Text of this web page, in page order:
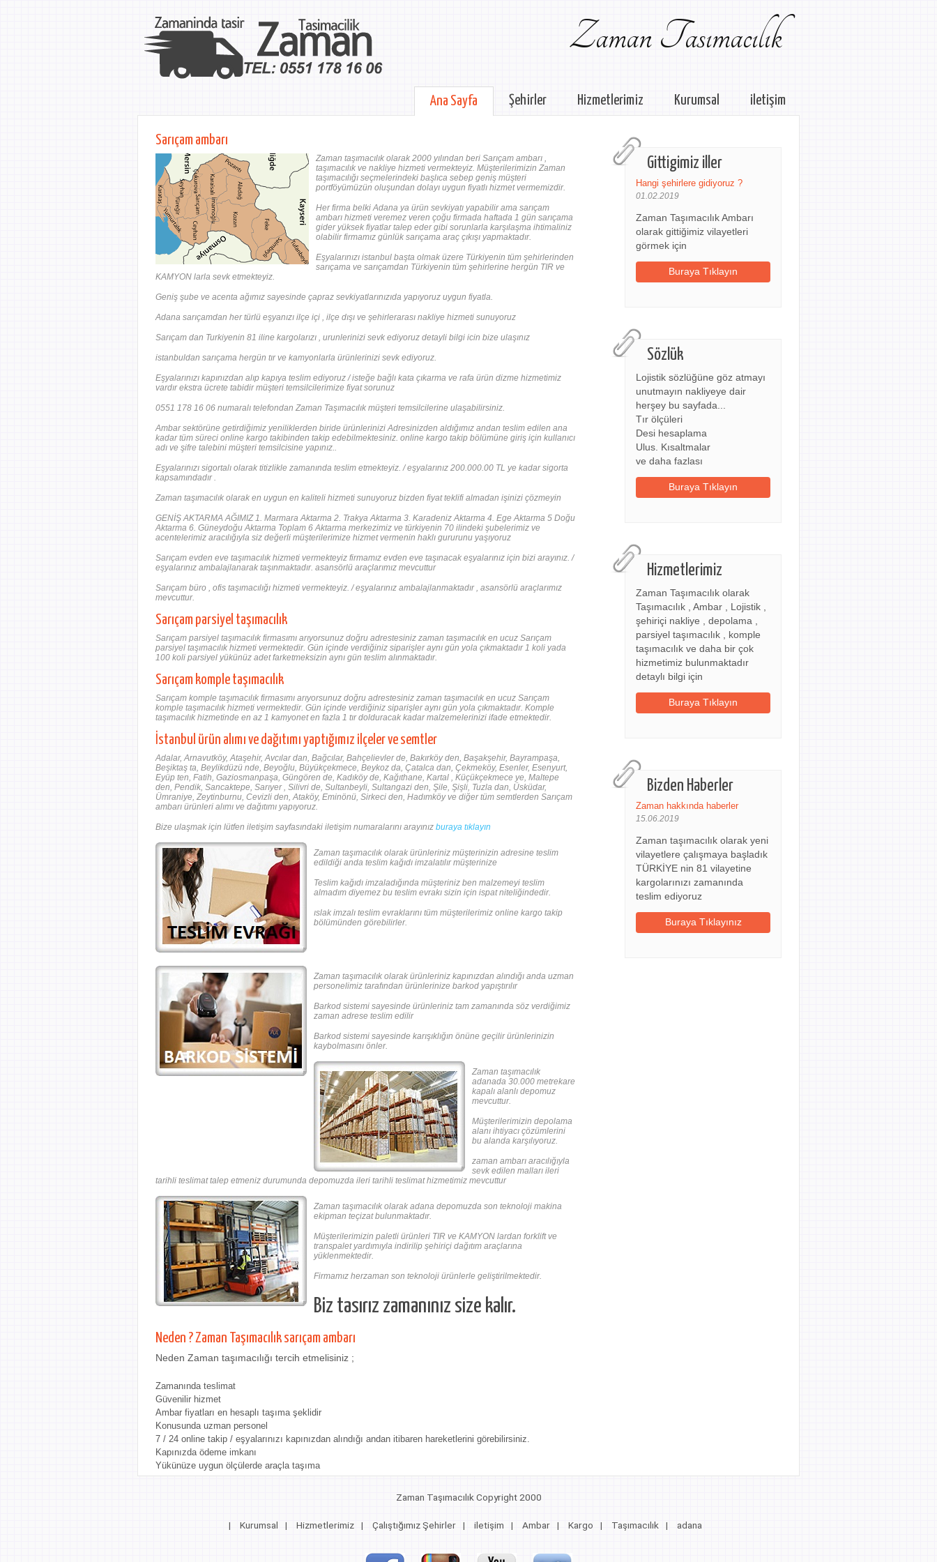
Zaman Tasımacılık
Ana Sayfa Şehirler Hizmetlerimiz Kurumsal iletişim
Gittigimiz iller
Hangi şehirlere gidiyoruz ?
01.02.2019
Zaman Taşımacılık Ambarı
olarak gittiğimiz vilayetleri
görmek için
Buraya Tıklayın
Sözlük
Lojistik sözlüğüne göz atmayı
unutmayın nakliyeye dair
herşey bu sayfada...
Tır ölçüleri
Desi hesaplama
Ulus. Kısaltmalar
ve daha fazlası
Buraya Tıklayın
Hizmetlerimiz
Zaman Taşımacılık olarak
Taşımacılık , Ambar , Lojistik ,
şehiriçi nakliye , depolama ,
parsiyel taşımacılık , komple
taşımacılık ve daha bir çok
hizmetimiz bulunmaktadır
detaylı bilgi için
Buraya Tıklayın
Bizden Haberler
Zaman hakkında haberler
15.06.2019
Zaman taşımacılık olarak yeni
vilayetlere çalışmaya başladık
TÜRKİYE nin 81 vilayetine
kargolarınızı zamanında
teslim ediyoruz
Buraya Tıklayınız
Sarıçam ambarı
Zaman taşımacılık olarak 2000 yılından beri Sarıçam ambarı ,
taşımacılık ve nakliye hizmeti vermekteyiz. Müşterilerimizin Zaman
taşımacılığı seçmelerindeki başlıca sebep geniş müşteri
portföyümüzün oluşundan dolayı uygun fiyatlı hizmet vermemizdir.
Her firma belki Adana ya ürün sevkiyatı yapabilir ama sarıçam
ambarı hizmeti veremez veren çoğu firmada haftada 1 gün sarıçama
gider yüksek fiyatlar talep eder gibi sorunlarla karşılaşma ihtimaliniz
olabilir firmamız günlük sarıçama araç çıkışı yapmaktadır.
Eşyalarınızı istanbul başta olmak üzere Türkiyenin tüm şehirlerinden
sarıçama ve sarıçamdan Türkiyenin tüm şehirlerine hergün TIR ve
KAMYON larla sevk etmekteyiz.
Geniş şube ve acenta ağımız sayesinde çapraz sevkiyatlarınızıda yapıyoruz uygun fiyatla.
Adana sarıçamdan her türlü eşyanızı ilçe içi , ilçe dışı ve şehirlerarası nakliye hizmeti sunuyoruz
Sarıçam dan Turkiyenin 81 iline kargolarızı , urunlerinizi sevk ediyoruz detayli bilgi icin bize ulaşınız
istanbuldan sarıçama hergün tır ve kamyonlarla ürünlerinizi sevk ediyoruz.
Eşyalarınızı kapınızdan alıp kapıya teslim ediyoruz / isteğe bağlı kata çıkarma ve rafa ürün dizme hizmetimiz
vardır ekstra ücrete tabidir müşteri temsilcilerimize fiyat sorunuz
0551 178 16 06 numaralı telefondan Zaman Taşımacılık müşteri temsilcilerine ulaşabilirsiniz.
Ambar sektörüne getirdiğimiz yeniliklerden biride ürünlerinizi Adresinizden aldığımız andan teslim edilen ana
kadar tüm süreci online kargo takibinden takip edebilmektesiniz. online kargo takip bölümüne giriş için kullanıcı
adı ve şifre talebini müşteri temsilcisine yapınız..
Eşyalarınızı sigortalı olarak titizlikle zamanında teslim etmekteyiz. / eşyalarınız 200.000.00 TL ye kadar sigorta
kapsamındadır .
Zaman taşımacılık olarak en uygun en kaliteli hizmeti sunuyoruz bizden fiyat teklifi almadan işinizi çözmeyin
GENİŞ AKTARMA AĞIMIZ 1. Marmara Aktarma 2. Trakya Aktarma 3. Karadeniz Aktarma 4. Ege Aktarma 5 Doğu
Aktarma 6. Güneydoğu Aktarma Toplam 6 Aktarma merkezimiz ve türkiyenin 70 ilindeki şubelerimiz ve
acentelerimiz aracılığıyla siz değerli müşterilerimize hizmet vermenin haklı gururunu yaşıyoruz
Sarıçam evden eve taşımacılık hizmeti vermekteyiz firmamız evden eve taşınacak eşyalarınız için bizi arayınız. /
eşyalarınız ambalajlanarak taşınmaktadır. asansörlü araçlarımız mevcuttur
Sarıçam büro , ofis taşımacılığı hizmeti vermekteyiz. / eşyalarınız ambalajlanmaktadır , asansörlü araçlarımız
mevcuttur.
Sarıçam parsiyel taşımacılık
Sarıçam parsiyel taşımacılık firmasımı arıyorsunuz doğru adrestesiniz zaman taşımacılık en ucuz Sarıçam
parsiyel taşımacılık hizmeti vermektedir. Gün içinde verdiğiniz siparişler aynı gün yola çıkmaktadır 1 koli yada
100 koli parsiyel yükünüz adet farketmeksizin aynı gün teslim alınmaktadır.
Sarıçam komple taşımacılık
Sarıçam komple taşımacılık firmasımı arıyorsunuz doğru adrestesiniz zaman taşımacılık en ucuz Sarıçam
komple taşımacılık hizmeti vermektedir. Gün içinde verdiğiniz siparişler aynı gün yola çıkmaktadır. Komple
taşımacılık hizmetinde en az 1 kamyonet en fazla 1 tır dolduracak kadar malzemelerinizi ifade etmektedir.
İstanbul ürün alımı ve dağıtımı yaptığımız ilçeler ve semtler
Adalar, Arnavutköy, Ataşehir, Avcılar dan, Bağcılar, Bahçelievler de, Bakırköy den, Başakşehir, Bayrampaşa,
Beşiktaş ta, Beylikdüzü nde, Beyoğlu, Büyükçekmece, Beykoz da, Çatalca dan, Çekmeköy, Esenler, Esenyurt,
Eyüp ten, Fatih, Gaziosmanpaşa, Güngören de, Kadıköy de, Kağıthane, Kartal , Küçükçekmece ye, Maltepe
den, Pendik, Sancaktepe, Sarıyer , Silivri de, Sultanbeyli, Sultangazi den, Şile, Şişli, Tuzla dan, Üsküdar,
Ümraniye, Zeytinburnu, Cevizli den, Ataköy, Eminönü, Sirkeci den, Hadımköy ve diğer tüm semtlerden Sarıçam
ambarı ürünleri alımı ve dağıtımı yapıyoruz.
Bize ulaşmak için lütfen iletişim sayfasındaki iletişim numaralarını arayınız buraya tıklayın
Zaman taşımacılık olarak ürünleriniz müşterinizin adresine teslim
edildiği anda teslim kağıdı imzalatılır müşterinize
Teslim kağıdı imzaladığında müşteriniz ben malzemeyi teslim
almadım diyemez bu teslim evrakı sizin için ispat niteliğindedir.
ıslak imzalı teslim evraklarını tüm müşterilerimiz online kargo takip
bölümünden görebilirler.
Zaman taşımacılık olarak ürünleriniz kapınızdan alındığı anda uzman
personelimiz tarafından ürünlerinize barkod yapıştırılır
Barkod sistemi sayesinde ürünleriniz tam zamanında söz verdiğimiz
zaman adrese teslim edilir
Barkod sistemi sayesinde karışıklığın önüne geçilir ürünlerinizin
kaybolmasını önler.
Zaman taşımacılık
adanada 30.000 metrekare
kapalı alanlı depomuz
mevcuttur.
Müşterilerimizin depolama
alanı ihtiyacı çözümlerini
bu alanda karşılıyoruz.
zaman ambarı aracılığıyla
sevk edilen malları ileri
tarihli teslimat talep etmeniz durumunda depomuzda ileri tarihli teslimat hizmetimiz mevcuttur
Zaman taşımacılık olarak adana depomuzda son teknoloji makina
ekipman teçizat bulunmaktadır.
Müşterilerimizin paletli ürünleri TIR ve KAMYON lardan forklift ve
transpalet yardımıyla indirilip şehiriçi dağıtım araçlarına
yüklenmektedir.
Firmamız herzaman son teknoloji ürünlerle geliştirilmektedir.
Biz tasırız zamanınız size kalır.
Neden ? Zaman Taşımacılık sarıçam ambarı
Neden Zaman taşımacılığı tercih etmelisiniz ;
Zamanında teslimat
Güvenilir hizmet
Ambar fiyatları en hesaplı taşıma şeklidir
Konusunda uzman personel
7 / 24 online takip / eşyalarınızı kapınızdan alındığı andan itibaren hareketlerini görebilirsiniz.
Kapınızda ödeme imkanı
Yükünüze uygun ölçülerde araçla taşıma
Zaman Taşımacılık Copyright 2000
| Kurumsal | Hizmetlerimiz | Çalıştığımız Şehirler | iletişim | Ambar | Kargo | Taşımacılık | adana